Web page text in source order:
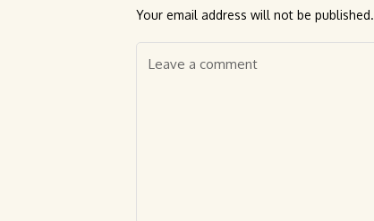
Your email address will not be published.